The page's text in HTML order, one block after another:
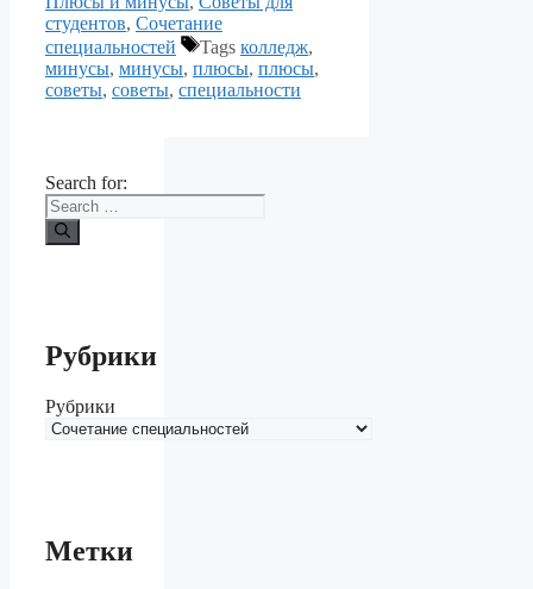
студентов, Сочетание
специальностей
Tags колледж,
минусы, минусы, плюсы, плюсы,
советы, советы, специальности
Search for:
Рубрики
Рубрики
Метки